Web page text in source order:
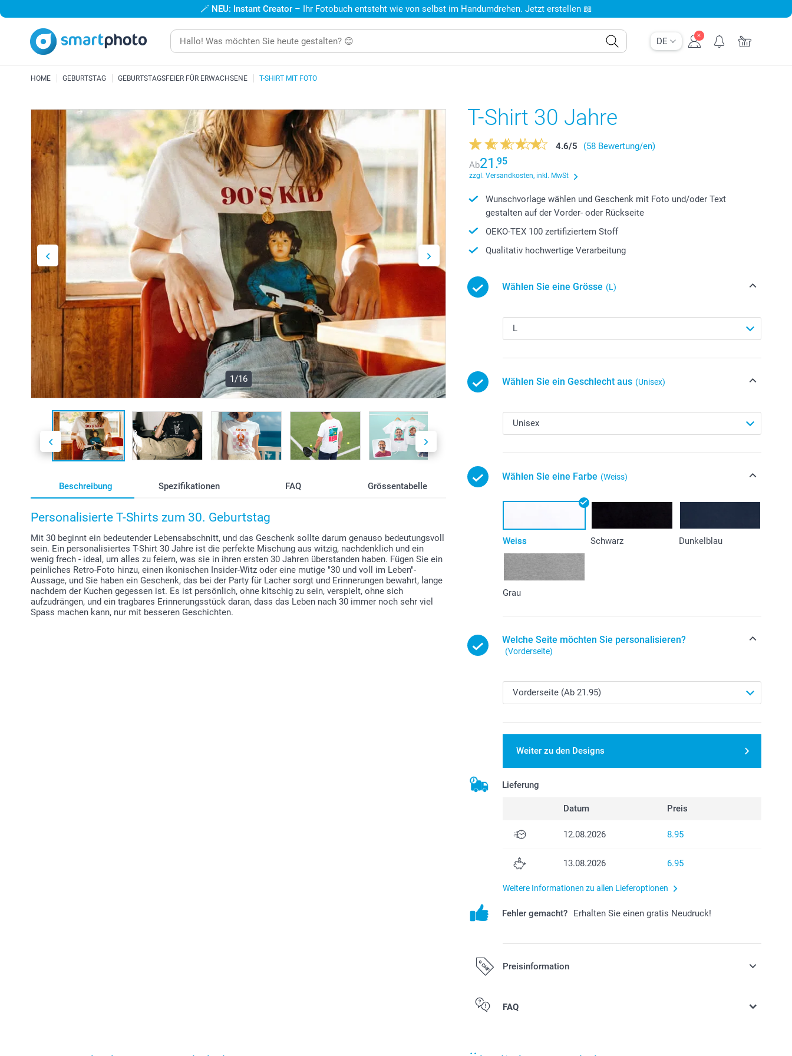
DE
🪄 NEU: Instant Creator – Ihr Fotobuch entsteht wie von selbst im Handumdrehen. Jetzt erstellen 📖
HOME GEBURTSTAG GEBURTSTAGSFEIER FÜR ERWACHSENE T-SHIRT MIT FOTO
1/16
Beschreibung Spezifikationen FAQ Grössentabelle
Personalisierte T-Shirts zum 30. Geburtstag
Mit 30 beginnt ein bedeutender Lebensabschnitt, und das Geschenk sollte darum genauso bedeutungsvoll
sein. Ein personalisiertes T-Shirt 30 Jahre ist die perfekte Mischung aus witzig, nachdenklich und ein
wenig frech - ideal, um alles zu feiern, was sie in ihren ersten 30 Jahren überstanden haben. Fügen Sie ein
peinliches Retro-Foto hinzu, einen ikonischen Insider-Witz oder eine mutige "30 und voll im Leben"-
Aussage, und Sie haben ein Geschenk, das bei der Party für Lacher sorgt und Erinnerungen bewahrt, lange
nachdem der Kuchen gegessen ist. Es ist persönlich, ohne kitschig zu sein, verspielt, ohne sich
aufzudrängen, und ein tragbares Erinnerungsstück daran, dass das Leben nach 30 immer noch sehr viel
Spass machen kann, nur mit besseren Geschichten.
T-Shirt 30 Jahre
4.6/5
(58 Bewertung/en)
Ab21.95
zzgl. Versandkosten, inkl. MwSt
Wunschvorlage wählen und Geschenk mit Foto und/oder Text
gestalten auf der Vorder- oder Rückseite
OEKO-TEX 100 zertifiziertem Stoff
Qualitativ hochwertige Verarbeitung
Wählen Sie eine Grösse (L)
Wählen Sie ein Geschlecht aus (Unisex)
Wählen Sie eine Farbe (Weiss)
Weiss Schwarz Dunkelblau
Grau
Welche Seite möchten Sie personalisieren?
(Vorderseite)
Weiter zu den Designs
Lieferung
Datum Preis
12.08.2026 8.95
13.08.2026 6.95
Weitere Informationen zu allen Lieferoptionen
Fehler gemacht? Erhalten Sie einen gratis Neudruck!
Preisinformation
Alle Preise verstehen sich in Schweizer Franken (CHF) inkl. MwSt. und
FAQ